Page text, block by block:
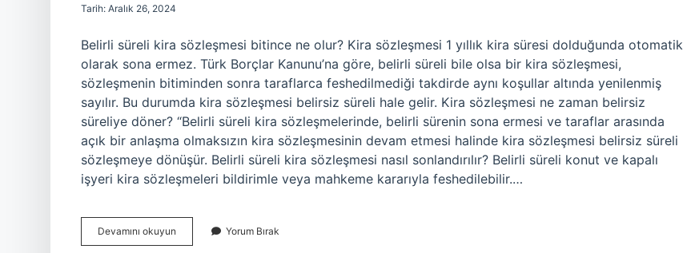
Tarih: Aralık 26, 2024
Belirli süreli kira sözleşmesi bitince ne olur? Kira sözleşmesi 1 yıllık kira süresi dolduğunda otomatik
olarak sona ermez. Türk Borçlar Kanunu’na göre, belirli süreli bile olsa bir kira sözleşmesi,
sözleşmenin bitiminden sonra taraflarca feshedilmediği takdirde aynı koşullar altında yenilenmiş
sayılır. Bu durumda kira sözleşmesi belirsiz süreli hale gelir. Kira sözleşmesi ne zaman belirsiz
süreliye döner? “Belirli süreli kira sözleşmelerinde, belirli sürenin sona ermesi ve taraflar arasında
açık bir anlaşma olmaksızın kira sözleşmesinin devam etmesi halinde kira sözleşmesi belirsiz süreli
sözleşmeye dönüşür. Belirli süreli kira sözleşmesi nasıl sonlandırılır? Belirli süreli konut ve kapalı
işyeri kira sözleşmeleri bildirimle veya mahkeme kararıyla feshedilebilir.…
Devamını okuyun
Süreli
Yorum Bırak